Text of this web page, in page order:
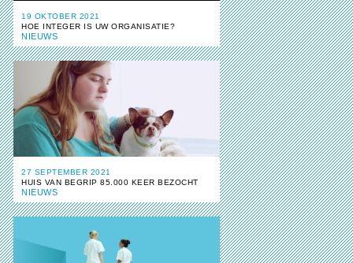
19 OKTOBER 2021
HOE INTEGER IS UW ORGANISATIE?
NIEUWS
27 SEPTEMBER 2021
HUIS VAN BEGRIP 85.000 KEER BEZOCHT
NIEUWS